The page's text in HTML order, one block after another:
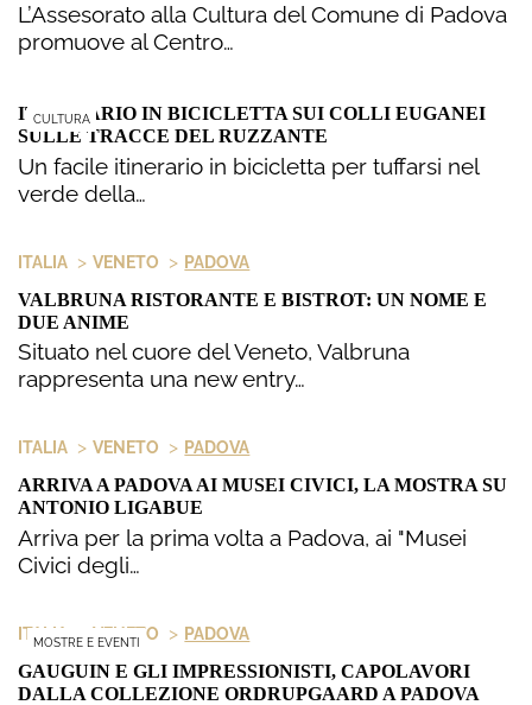
L’Assesorato alla Cultura del Comune di Padova
promuove al Centro…
CULTURA
ITINERARIO IN BICICLETTA SUI COLLI EUGANEI
SULLE TRACCE DEL RUZZANTE
Un facile itinerario in bicicletta per tuffarsi nel
verde della…
ITALIA > VENETO > PADOVA
VALBRUNA RISTORANTE E BISTROT: UN NOME E
DUE ANIME
Situato nel cuore del Veneto, Valbruna
rappresenta una new entry…
ITALIA > VENETO > PADOVA
ARRIVA A PADOVA AI MUSEI CIVICI, LA MOSTRA SU
ANTONIO LIGABUE
Arriva per la prima volta a Padova, ai "Musei
Civici degli…
MOSTRE E EVENTI
ITALIA > VENETO > PADOVA
GAUGUIN E GLI IMPRESSIONISTI, CAPOLAVORI
DALLA COLLEZIONE ORDRUPGAARD A PADOVA